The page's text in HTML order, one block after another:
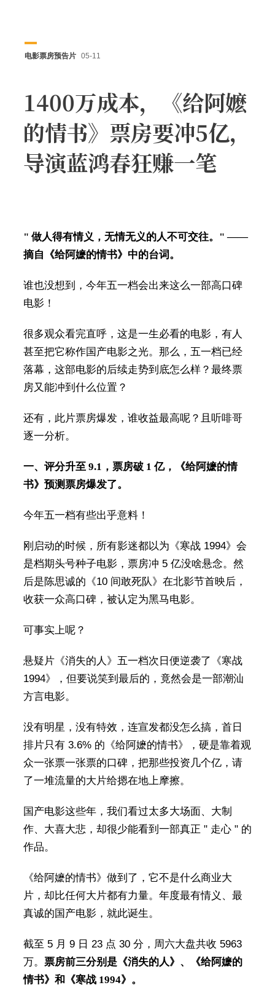
电影票房预告片 05-11
1400万成本，《给阿嬷
的情书》票房要冲5亿，
导演蓝鸿春狂赚一笔
" 做人得有情义，无情无义的人不可交往。" ——
摘自《给阿嬷的情书》中的台词。
谁也没想到，今年五一档会出来这么一部高口碑
电影！
很多观众看完直呼，这是一生必看的电影，有人
甚至把它称作国产电影之光。那么，五一档已经
落幕，这部电影的后续走势到底怎么样？最终票
房又能冲到什么位置？
还有，此片票房爆发，谁收益最高呢？且听啡哥
逐一分析。
一、 评分升至 9.1，票房破 1 亿，《给阿嬷的情
书》预测票房爆发了。
今年五一档有些出乎意料！
刚启动的时候，所有影迷都以为《寒战 1994》会
是档期头号种子电影，票房冲 5 亿没啥悬念。然
后是陈思诚的《10 间敢死队》在北影节首映后，
收获一众高口碑，被认定为黑马电影。
可事实上呢？
悬疑片《消失的人》五一档次日便逆袭了《寒战
1994》，但要说笑到最后的，竟然会是一部潮汕
方言电影。
没有明星，没有特效，连宣发都没怎么搞，首日
排片只有 3.6% 的《给阿嬷的情书》，硬是靠着观
众一张票一张票的口碑，把那些投资几个亿，请
了一堆流量的大片给摁在地上摩擦。
国产电影这些年，我们看过太多大场面、大制
作、大喜大悲，却很少能看到一部真正 " 走心 " 的
作品。
《给阿嬷的情书》做到了，它不是什么商业大
片，却比任何大片都有力量。年度最有情义、最
真诚的国产电影，就此诞生。
截至 5 月 9 日 23 点 30 分，周六大盘共收 5963
万。 票房前三分别是《消失的人》、《给阿嬷的
情书》和《寒战 1994》。